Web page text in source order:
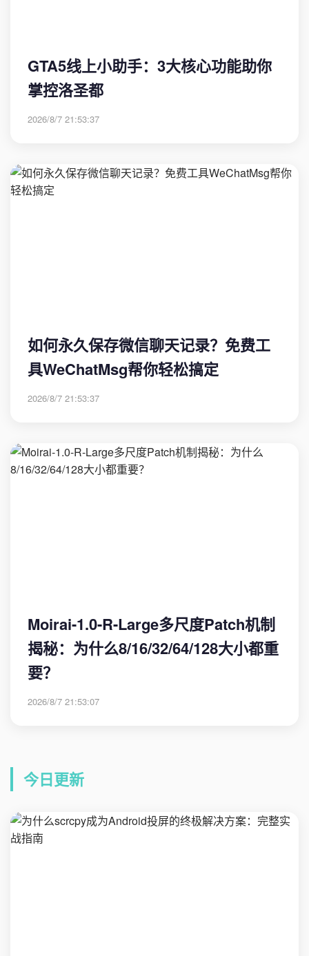
GTA5线上小助手：3大核心功能助你
掌控洛圣都
2026/8/7 21:53:37
如何永久保存微信聊天记录？免费工
具WeChatMsg帮你轻松搞定
2026/8/7 21:53:37
Moirai-1.0-R-Large多尺度Patch机制
揭秘：为什么8/16/32/64/128大小都重
要？
2026/8/7 21:53:07
今日更新